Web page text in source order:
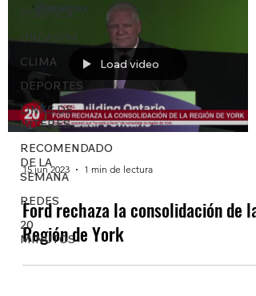
POLÍTICA
ONDASFM
CLIMA
DEPORTES
LINKS DE
INTERES
RECOMENDADO
DE LA
SEMANA
REDES
20
MINUTOS
Load video
15 jun 2023 1 min de lectura
Ford rechaza la consolidación de la
Región de York